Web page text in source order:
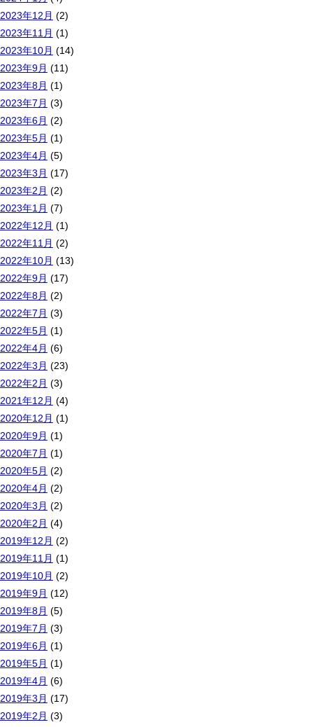
2023年12月 (2)
2023年11月 (1)
2023年10月 (14)
2023年9月 (11)
2023年8月 (1)
2023年7月 (3)
2023年6月 (2)
2023年5月 (1)
2023年4月 (5)
2023年3月 (17)
2023年2月 (2)
2023年1月 (7)
2022年12月 (1)
2022年11月 (2)
2022年10月 (13)
2022年9月 (17)
2022年8月 (2)
2022年7月 (3)
2022年5月 (1)
2022年4月 (6)
2022年3月 (23)
2022年2月 (3)
2021年12月 (4)
2020年12月 (1)
2020年9月 (1)
2020年7月 (1)
2020年5月 (2)
2020年4月 (2)
2020年3月 (2)
2020年2月 (4)
2019年12月 (2)
2019年11月 (1)
2019年10月 (2)
2019年9月 (12)
2019年8月 (5)
2019年7月 (3)
2019年6月 (1)
2019年5月 (1)
2019年4月 (6)
2019年3月 (17)
2019年2月 (3)